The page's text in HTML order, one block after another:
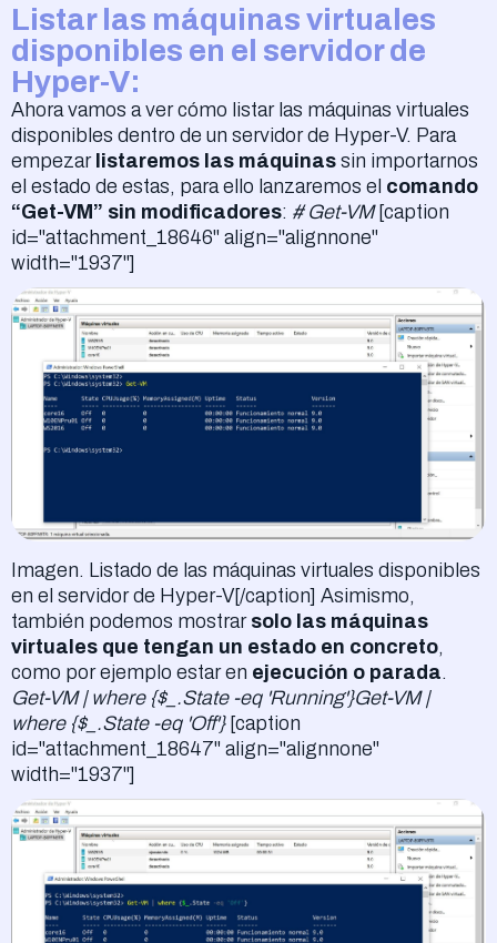
Listar las máquinas virtuales
disponibles en el servidor de
Hyper-V:
Ahora vamos a ver cómo listar las máquinas virtuales
disponibles dentro de un servidor de Hyper-V. Para
empezar listaremos las máquinas sin importarnos
el estado de estas, para ello lanzaremos el comando
“Get-VM” sin modificadores: # Get-VM[caption
id="attachment_18646" align="alignnone"
width="1937"]
Imagen. Listado de las máquinas virtuales disponibles
en el servidor de Hyper-V[/caption] Asimismo,
también podemos mostrar solo las máquinas
virtuales que tengan un estado en concreto,
como por ejemplo estar en ejecución o parada.
Get-VM | where {$_.State -eq 'Running'}Get-VM |
where {$_.State -eq 'Off'}[caption
id="attachment_18647" align="alignnone"
width="1937"]